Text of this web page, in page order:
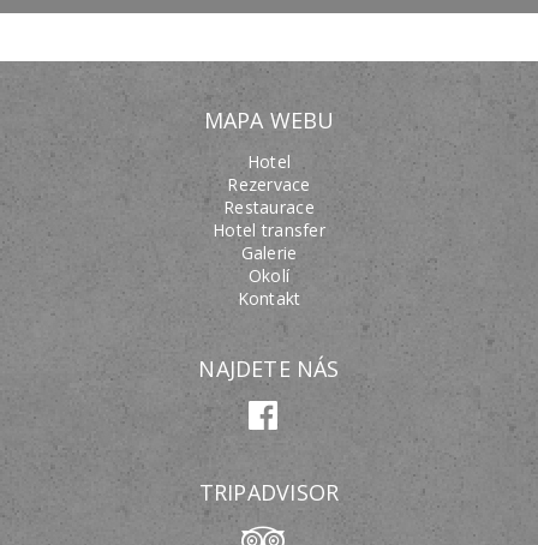
MAPA WEBU
Hotel
Rezervace
Restaurace
Hotel transfer
Galerie
Okolí
Kontakt
NAJDETE NÁS
TRIPADVISOR